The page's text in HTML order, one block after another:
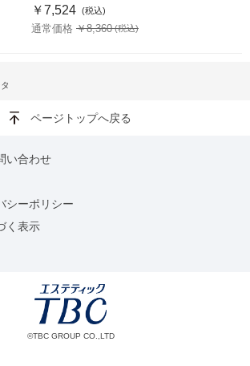
￥7,524
通常価格 ￥8,360
ページトップへ戻る
い合わせ
シーポリシー
く表示
©TBC GROUP CO.,LTD